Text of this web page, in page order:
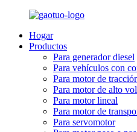
Hogar
Productos
Para generador diesel
Para vehículos con
Para motor de
Para motor de alto
Para motor lineal
Para motor de
Para servomotor